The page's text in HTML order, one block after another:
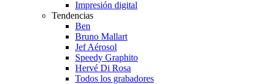
Impresión digital
Tendencias
Ben
Bruno Mallart
Jef Aérosol
Speedy Graphito
Hervé Di Rosa
Todos los grabadores